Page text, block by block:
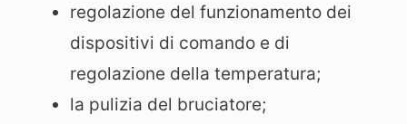
regolazione del funzionamento dei
dispositivi di comando e di
regolazione della temperatura;
la pulizia del bruciatore;